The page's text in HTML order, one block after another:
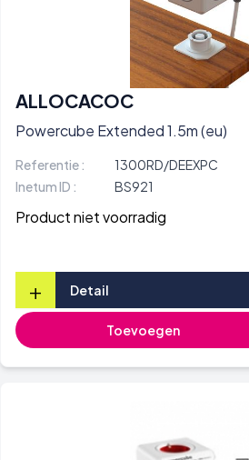
ALLOCACOC
Powercube Extended 1.5m (eu)
Referentie :
1300RD/DEEXPC
Inetum ID :
BS921
Product niet voorradig
+ Detail
Toevoegen